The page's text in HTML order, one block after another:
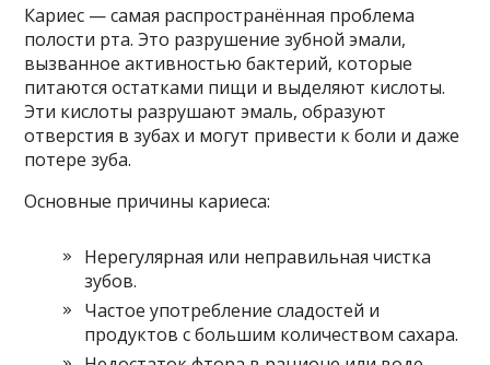
Кариес — самая распространённая проблема
полости рта. Это разрушение зубной эмали,
вызванное активностью бактерий, которые
питаются остатками пищи и выделяют кислоты.
Эти кислоты разрушают эмаль, образуют
отверстия в зубах и могут привести к боли и даже
потере зуба.
Основные причины кариеса:
Нерегулярная или неправильная чистка
зубов.
Частое употребление сладостей и
продуктов с большим количеством сахара.